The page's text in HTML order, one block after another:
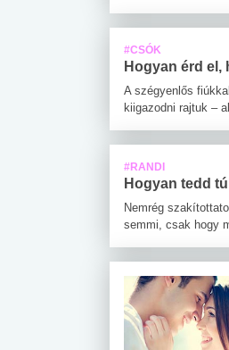
#CSÓK
Hogyan érd
A szégyenlős
kiigazodni rajtuk –
#RANDI
Hogyan tedd
Nemrég
semmi, csak hogy